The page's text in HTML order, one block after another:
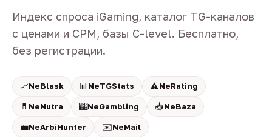
Индекс спроса iGaming, каталог TG-каналов
с ценами и CPM, базы C-level. Бесплатно,
без регистрации.
📈NeBlask 📊 NeTGStats ⚠️NeRating
💊 NeNutra 🎰NeGambling 📥NeBaza
💼NeArbiHunter ✉️NeMail